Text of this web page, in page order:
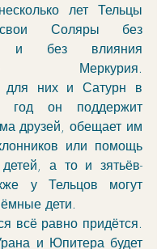
лет Тельцы
свои Соляры без
и без влияния
Меркурия.
для них и Сатурн в
год он поддержит
друзей, обещает им
или помощь
а то и зятьёв-
у Тельцов могут
дети.
всё равно придётся.
и Юпитера будет